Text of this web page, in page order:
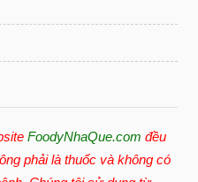
FoodyNhaQue.com đều
phải là thuốc và không có